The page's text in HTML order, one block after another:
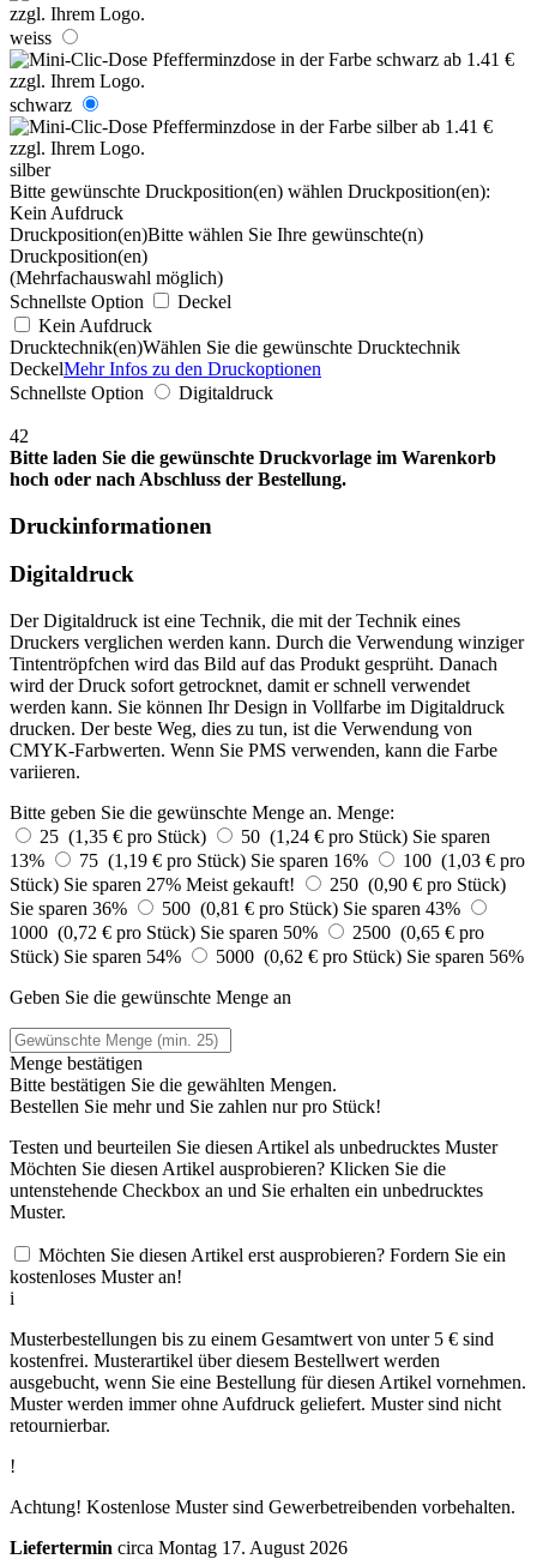
weiss
schwarz
silber
Bitte gewünschte Druckposition(en) wählen Druckposition(en):
Kein Aufdruck
Druckposition(en)Bitte wählen Sie Ihre gewünschte(n)
Druckposition(en)
(Mehrfachauswahl möglich)
Schnellste Option
Deckel
Kein Aufdruck
Drucktechnik(en)Wählen Sie die gewünschte Drucktechnik
DeckelMehr Infos zu den Druckoptionen
Schnellste Option
Digitaldruck
42
Bitte laden Sie die gewünschte Druckvorlage im Warenkorb
hoch oder nach Abschluss der Bestellung.
Druckinformationen
Digitaldruck
Der Digitaldruck ist eine Technik, die mit der Technik eines
Druckers verglichen werden kann. Durch die Verwendung winziger
Tintentröpfchen wird das Bild auf das Produkt gesprüht. Danach
wird der Druck sofort getrocknet, damit er schnell verwendet
werden kann. Sie können Ihr Design in Vollfarbe im Digitaldruck
drucken. Der beste Weg, dies zu tun, ist die Verwendung von
CMYK-Farbwerten. Wenn Sie PMS verwenden, kann die Farbe
variieren.
Bitte geben Sie die gewünschte Menge an. Menge:
25 (1,35 € pro Stück)
50 (1,24 € pro Stück) Sie sparen
13%
75 (1,19 € pro Stück) Sie sparen 16%
100 (1,03 € pro
Stück) Sie sparen 27% Meist gekauft!
250 (0,90 € pro Stück)
Sie sparen 36%
500 (0,81 € pro Stück) Sie sparen 43%
1000 (0,72 € pro Stück) Sie sparen 50%
2500 (0,65 € pro
Stück) Sie sparen 54% 5000 (0,62 € pro Stück) Sie sparen 56%
Geben Sie die gewünschte Menge an
Menge bestätigen
Bitte bestätigen Sie die gewählten Mengen.
Bestellen Sie mehr und Sie zahlen nurpro Stück!
Testen und beurteilen Sie diesen Artikel als unbedrucktes Muster
Möchten Sie diesen Artikel ausprobieren? Klicken Sie die
untenstehende Checkbox an und Sie erhalten ein unbedrucktes
Muster.
Möchten Sie diesen Artikel erst ausprobieren? Fordern Sie ein
kostenloses Muster an!
i
Musterbestellungen bis zu einem Gesamtwert von unter 5 € sind
kostenfrei. Musterartikel über diesem Bestellwert werden
ausgebucht, wenn Sie eine Bestellung für diesen Artikel vornehmen.
Muster werden immer ohne Aufdruck geliefert. Muster sind nicht
retournierbar.
!
Achtung! Kostenlose Muster sind Gewerbetreibenden vorbehalten.
Liefertermin circa Montag 17. August 2026